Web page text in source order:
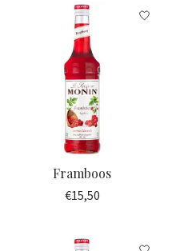
Framboos
€15,50